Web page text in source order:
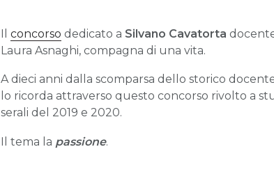
Il concorso dedicato a Silvano Cavatorta
Laura Asnaghi, compagna di una vita.
A dieci anni dalla scomparsa dello storico
lo ricorda attraverso questo concorso rivolto a
serali del 2019 e 2020.
Il tema la passione.